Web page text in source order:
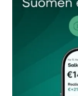
Vastaa